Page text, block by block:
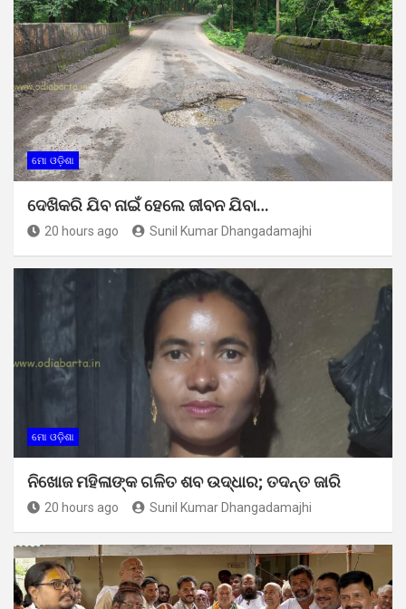
ମୋ ଓଡ଼ିଶା
ଦେଖିକରି ଯିବ ନାଇଁ ହେଲେ ଜୀବନ ଯିବା…
20 hours ago Sunil Kumar Dhangadamajhi
ମୋ ଓଡ଼ିଶା
ନିଖୋଜ ମହିଳାଙ୍କ ଗଳିତ ଶବ ଉଦ୍ଧାର; ତଦନ୍ତ ଜାରି
20 hours ago Sunil Kumar Dhangadamajhi